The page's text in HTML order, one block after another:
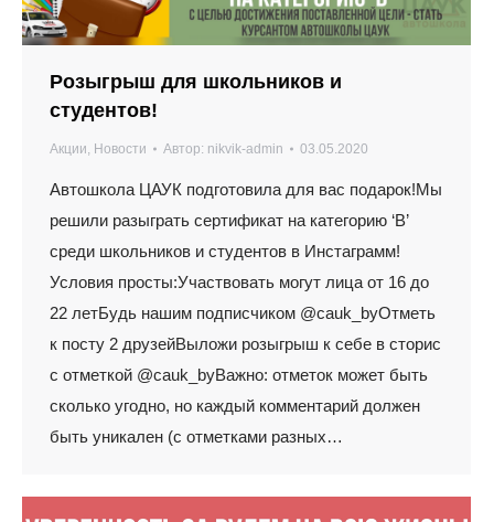
Розыгрыш для школьников и
студентов!
Акции Новости Автор: nikvik-admin 03.05.2020
Автошкола ЦАУК подготовила для вас подарок!Мы
решили разыграть сертификат на категорию ‘В’
среди школьников и студентов в Инстаграмм!
Условия просты:Участвовать могут лица от 16 до
22 летБудь нашим подписчиком @cauk_byОтметь
к посту 2 друзейВыложи розыгрыш к себе в сторис
с отметкой @cauk_byВажно: отметок может быть
сколько угодно, но каждый комментарий должен
быть уникален (с отметками разных…